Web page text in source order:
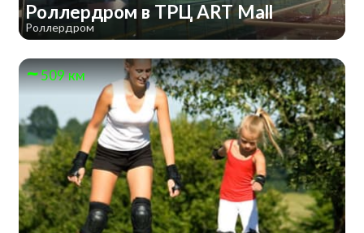
Роллердром в ТРЦ ART Mall
Роллердром
509 км